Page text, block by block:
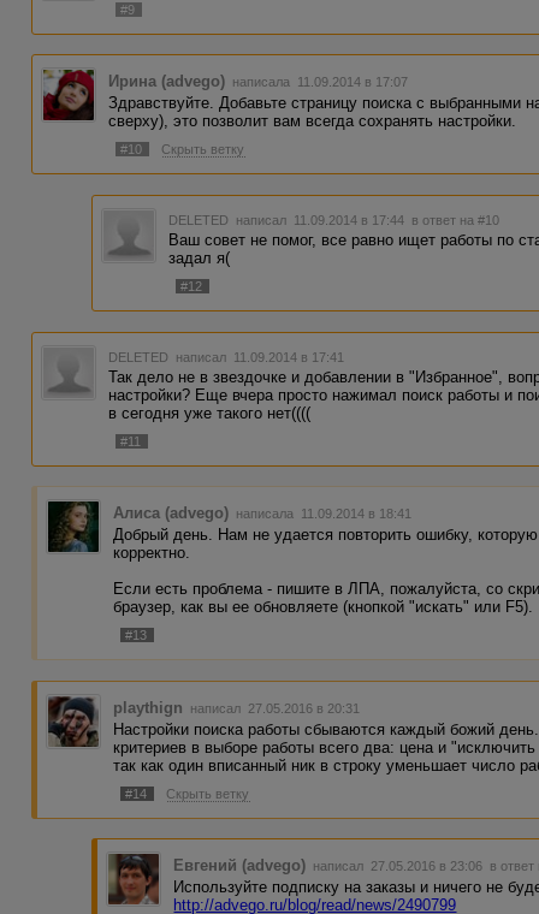
#9
Ирина (advego) написала 11.09.2014 в 17:07
Здравствуйте. Добавьте страницу поиска с выбранными
сверху), это позволит вам всегда сохранять настройки.
#10 Скрыть ветку
DELETED написал 11.09.2014 в 17:44 в ответ на #10
Ваш совет не помог, все равно ищет работы по
задал я(
#12
DELETED написал 11.09.2014 в 17:41
Так дело не в звездочке и добавлении в "Избранное",
настройки? Еще вчера просто нажимал поиск работы и
в сегодня уже такого нет((((
#11
Алиса (advego) написала 11.09.2014 в 18:41
Добрый день. Нам не удается повторить ошибку,
корректно.
Если есть проблема - пишите в ЛПА, пожалуйста, со
браузер, как вы ее обновляете (кнопкой "искать" или F5).
#13
playthign написал 27.05.2016 в 20:31
Настройки поиска работы сбываются каждый божий
критериев в выборе работы всего два: цена и
так как один вписанный ник в строку уменьшает число
#14 Скрыть ветку
Евгений (advego) написал 27.05.2016 в 23:06 в ответ
Используйте подписку на заказы и ничего не
http://advego.ru/blog/read/news/2490799